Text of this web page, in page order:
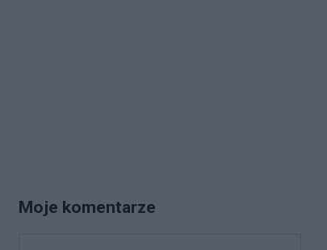
Moje komentarze